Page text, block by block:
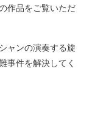
作品をご覧いただ
ャンの演奏する旋
事件を解決してく